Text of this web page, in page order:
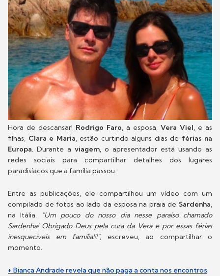
Hora de descansar! Rodrigo Faro, a esposa, Vera Viel, e as
filhas, Clara e Maria, estão curtindo alguns dias de férias na
Europa. Durante a viagem, o apresentador está usando as
redes sociais para compartilhar detalhes dos lugares
paradisíacos que a família passou.
Entre as publicações, ele compartilhou um vídeo com um
compilado de fotos ao lado da esposa na praia de Sardenha,
na Itália.
"Um pouco do nosso dia nesse paraíso chamado
Sardenha! Obrigado Deus pela cura da Vera e por essas férias
inesquecíveis em família!!!", escreveu, ao compartilhar o
momento.
+ Bianca Andrade revela que não paga a conta nos encontros